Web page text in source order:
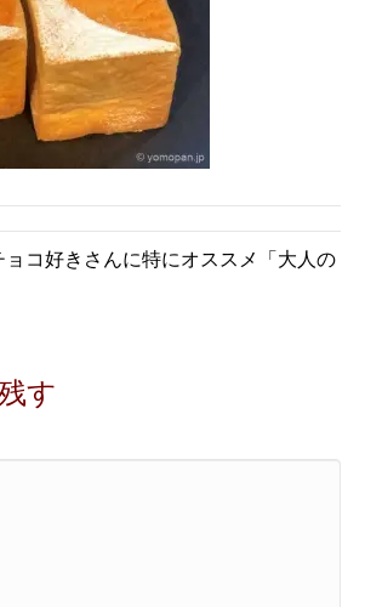
コ好きさんに特にオススメ「大人の
す